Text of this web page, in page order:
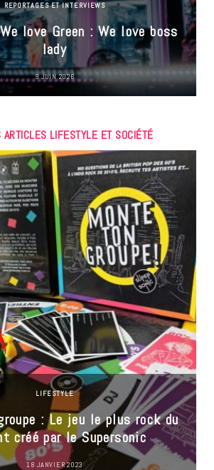
REPORTAGES ET INTERVIEWS
love Green : We love boss
lady
9 JUIN 2026
ARTICLES LIFESTYLE ET SOCIÉTÉ
LIFESTYLE
: Le jeu le plus rock du
créé par le Supersonic
18 JANVIER 2023